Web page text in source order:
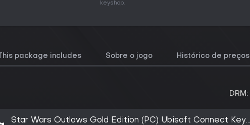
keyshop.
This package includes Sobre o jogo Histórico de preços
DRM:
Star Wars Outlaws Gold Edition (PC) Ubisoft Connect Key